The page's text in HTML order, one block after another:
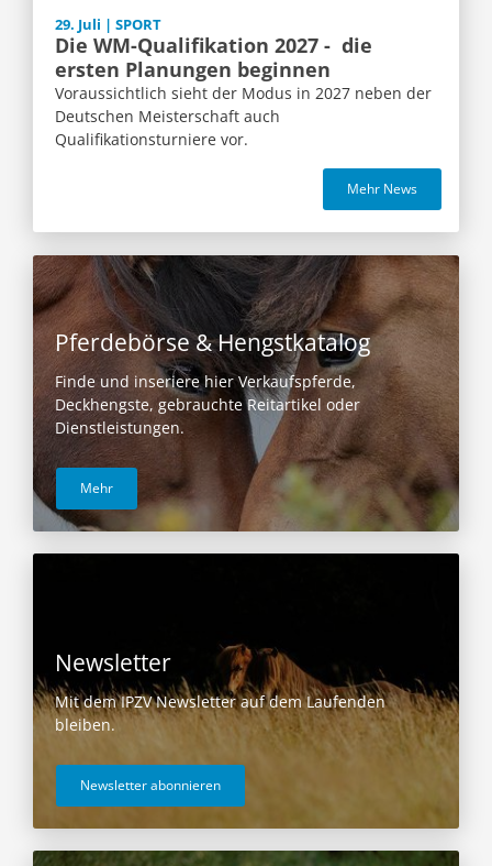
29. Juli | SPORT
Die WM-Qualifikation 2027 - die
ersten Planungen beginnen
Voraussichtlich sieht der Modus in 2027 neben der
Deutschen Meisterschaft auch
Qualifikationsturniere vor.
Mehr News
Pferdebörse & Hengstkatalog
Finde und inseriere hier Verkaufspferde,
Deckhengste, gebrauchte Reitartikel oder
Dienstleistungen.
Mehr
Newsletter
Mit dem IPZV Newsletter auf dem Laufenden
bleiben.
Newsletter abonnieren